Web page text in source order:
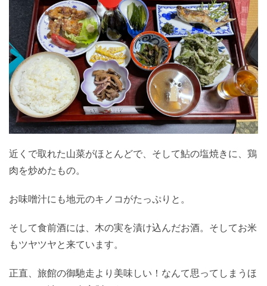
近くで取れた山菜がほとんどで、そして鮎の塩焼きに、鶏
肉を炒めたもの。
お味噌汁にも地元のキノコがたっぷりと。
そして食前酒には、木の実を漬け込んだお酒。そしてお米
もツヤツヤと来ています。
正直、旅館の御馳走より美味しい！なんて思ってしまうほ